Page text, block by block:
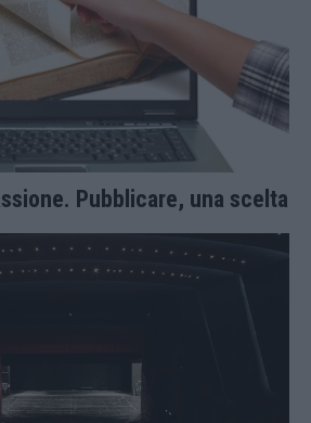
Pubblicare, una scelta